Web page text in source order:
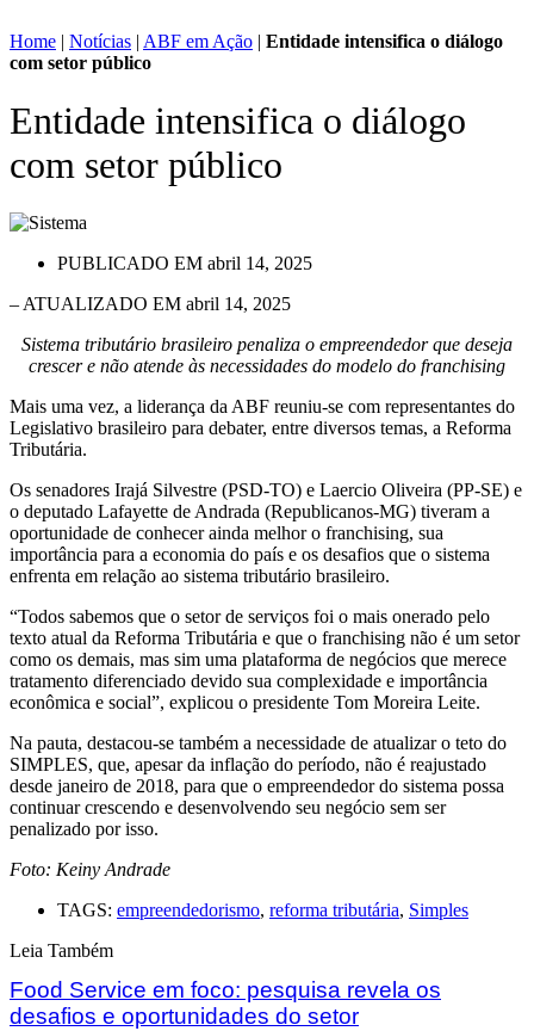
Home | Notícias | ABF em Ação | Entidade intensifica o diálogo
com setor público
Entidade intensifica o diálogo
com setor público
PUBLICADO EM abril 14, 2025
– ATUALIZADO EM abril 14, 2025
Sistema tributário brasileiro penaliza o empreendedor que deseja
crescer e não atende às necessidades do modelo do franchising
Mais uma vez, a liderança da ABF reuniu-se com representantes do
Legislativo brasileiro para debater, entre diversos temas, a Reforma
Tributária.
Os senadores Irajá Silvestre (PSD-TO) e Laercio Oliveira (PP-SE) e
o deputado Lafayette de Andrada (Republicanos-MG) tiveram a
oportunidade de conhecer ainda melhor o franchising, sua
importância para a economia do país e os desafios que o sistema
enfrenta em relação ao sistema tributário brasileiro.
“Todos sabemos que o setor de serviços foi o mais onerado pelo
texto atual da Reforma Tributária e que o franchising não é um setor
como os demais, mas sim uma plataforma de negócios que merece
tratamento diferenciado devido sua complexidade e importância
econômica e social”, explicou o presidente Tom Moreira Leite.
Na pauta, destacou-se também a necessidade de atualizar o teto do
SIMPLES, que, apesar da inflação do período, não é reajustado
desde janeiro de 2018, para que o empreendedor do sistema possa
continuar crescendo e desenvolvendo seu negócio sem ser
penalizado por isso.
Foto: Keiny Andrade
TAGS: empreendedorismo, reforma tributária, Simples
Leia Também
Food Service em foco: pesquisa revela os
desafios e oportunidades do setor